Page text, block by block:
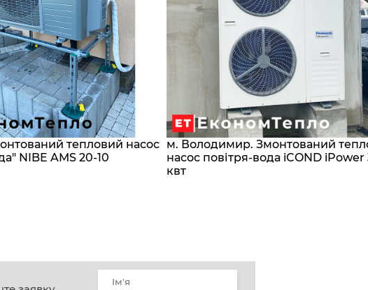
тепловий насос
NIBE AMS 20-10
м. Володимир. Змонтований
насос повітря-вода iCOND iPower
квт